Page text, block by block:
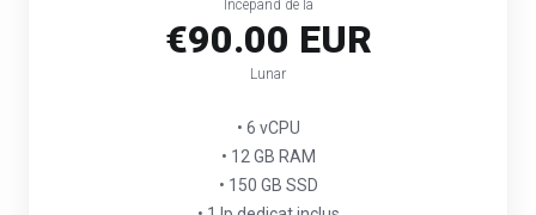
Începând de la
€90.00 EUR
Lunar
• 6 vCPU
• 12 GB RAM
• 150 GB SSD